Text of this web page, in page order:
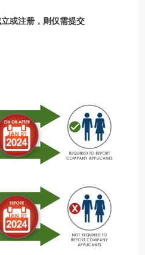
或注册，则仅需提交